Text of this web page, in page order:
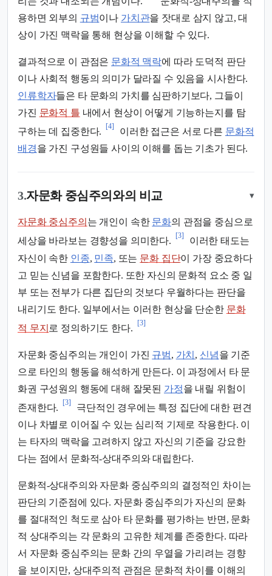
용하면 외부의 규범이나 가치관을 잣대로 삼지 않고, 대
상이 가진 맥락을 통해 현상을 이해할 수 있다.
결과적으로 이 관점은 문화적 맥락에 따라 도덕적 판단
이나 사회적 행동의 의미가 달라질 수 있음을 시사한다.
인류학자들은 타 문화의 가치를 심판하기보다, 그들이
가진 문화적 틀 내에서 현상이 어떻게 기능하는지를 탐
구하는 데 집중한다.
[4]
이러한 접근은 서로 다른 문화적
배경을 가진 구성원들 사이의 이해를 돕는 기초가 된다.
3.자문화 중심주의와의 비교 ▾
자문화 중심주의 는 개인이 속한 문화의 관점을 중심으로
세상을 바라보는 경향성을 의미한다.
[3]
이러한 태도는
자신이 속한 인종, 민족, 또는 문화 집단이 가장 중요하다
고 믿는 신념을 포함한다. 또한 자신의 문화적 요소 중 일
부 또는 전부가 다른 집단의 것보다 우월하다는 판단을
내리기도 한다. 일부에서는 이러한 현상을 단순한 문화
적 무지 로 정의하기도 한다.
[3]
자문화 중심주의는 개인이 가진 규범, 가치 , 신념을 기준
으로 타인의 행동을 해석하게 만든다. 이 과정에서 타 문
화권 구성원의 행동에 대해 잘못된 가정을 내릴 위험이
존재한다.
[3]
극단적인 경우에는 특정 집단에 대한 편견
이나 차별로 이어질 수 있는 심리적 기제로 작용한다. 이
는 타자의 맥락을 고려하지 않고 자신의 기준을 강요한
다는 점에서 문화적-상대주의와 대립한다.
문화적-상대주의와 자문화 중심주의의 결정적인 차이는
판단의 기준점에 있다. 자문화 중심주의가 자신의 문화
를 절대적인 척도로 삼아 타 문화를 평가하는 반면, 문화
적 상대주의는 각 문화의 고유한 체계를 존중한다. 따라
서 자문화 중심주의는 문화 간의 우열을 가리려는 경향
을 보이지만, 상대주의적 관점은 문화적 차이를 이해의